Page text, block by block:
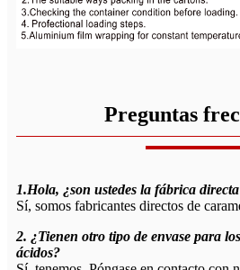
Preguntas
1.Hola, ¿son ustedes la fábrica
Sí, somos fabricantes directos de
2. ¿Tienen otro tipo de envase para
ácidos?